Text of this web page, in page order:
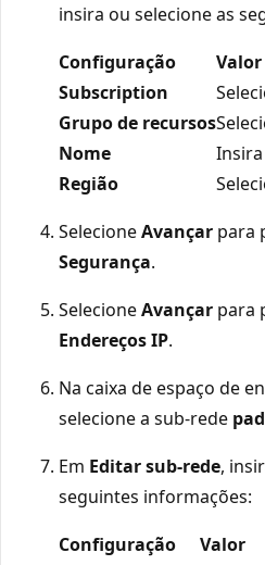
insira ou selecione as
Configuração
Valor
Subscription
Grupo de recursos
Nome
Insira
Região
SelecioneAvançar para
Segurança.
SelecioneAvançar para
Endereços IP.
Na caixa de espaço de
selecione a sub-rede
Em Editar sub-rede,
seguintes informações:
Configuração
Valor